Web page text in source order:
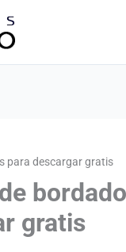
para descargar gratis
gratis